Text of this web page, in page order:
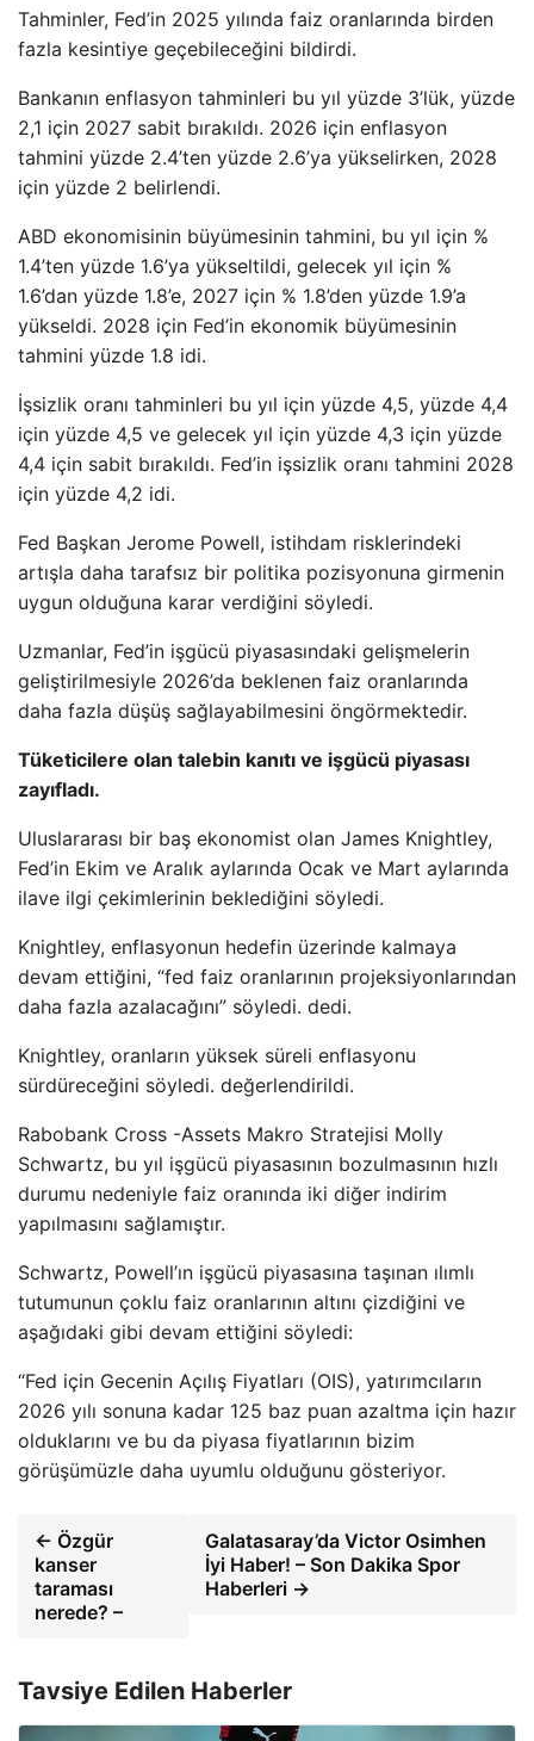
Tahminler, Fed’in 2025 yılında faiz oranlarında birden
fazla kesintiye geçebileceğini bildirdi.
Bankanın enflasyon tahminleri bu yıl yüzde 3’lük, yüzde
2,1 için 2027 sabit bırakıldı. 2026 için enflasyon
tahmini yüzde 2.4’ten yüzde 2.6’ya yükselirken, 2028
için yüzde 2 belirlendi.
ABD ekonomisinin büyümesinin tahmini, bu yıl için %
1.4’ten yüzde 1.6’ya yükseltildi, gelecek yıl için %
1.6’dan yüzde 1.8’e, 2027 için % 1.8’den yüzde 1.9’a
yükseldi. 2028 için Fed’in ekonomik büyümesinin
tahmini yüzde 1.8 idi.
İşsizlik oranı tahminleri bu yıl için yüzde 4,5, yüzde 4,4
için yüzde 4,5 ve gelecek yıl için yüzde 4,3 için yüzde
4,4 için sabit bırakıldı. Fed’in işsizlik oranı tahmini 2028
için yüzde 4,2 idi.
Fed Başkan Jerome Powell, istihdam risklerindeki
artışla daha tarafsız bir politika pozisyonuna girmenin
uygun olduğuna karar verdiğini söyledi.
Uzmanlar, Fed’in işgücü piyasasındaki gelişmelerin
geliştirilmesiyle 2026’da beklenen faiz oranlarında
daha fazla düşüş sağlayabilmesini öngörmektedir.
Tüketicilere olan talebin kanıtı ve işgücü piyasası
zayıfladı.
Uluslararası bir baş ekonomist olan James Knightley,
Fed’in Ekim ve Aralık aylarında Ocak ve Mart aylarında
ilave ilgi çekimlerinin beklediğini söyledi.
Knightley, enflasyonun hedefin üzerinde kalmaya
devam ettiğini, “fed faiz oranlarının projeksiyonlarından
daha fazla azalacağını” söyledi. dedi.
Knightley, oranların yüksek süreli enflasyonu
sürdüreceğini söyledi. değerlendirildi.
Rabobank Cross -Assets Makro Stratejisi Molly
Schwartz, bu yıl işgücü piyasasının bozulmasının hızlı
durumu nedeniyle faiz oranında iki diğer indirim
yapılmasını sağlamıştır.
Schwartz, Powell’ın işgücü piyasasına taşınan ılımlı
tutumunun çoklu faiz oranlarının altını çizdiğini ve
aşağıdaki gibi devam ettiğini söyledi:
“Fed için Gecenin Açılış Fiyatları (OIS), yatırımcıların
2026 yılı sonuna kadar 125 baz puan azaltma için hazır
olduklarını ve bu da piyasa fiyatlarının bizim
görüşümüzle daha uyumlu olduğunu gösteriyor.
← Özgür
kanser
taraması
nerede? –
Galatasaray’da Victor Osimhen
İyi Haber! – Son Dakika Spor
Haberleri →
Tavsiye Edilen Haberler